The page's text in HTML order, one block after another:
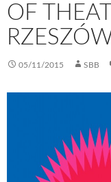
OF
05/11/2015 SBB